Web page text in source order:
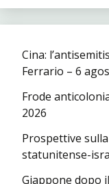
Cina:
Ferrario – 6
Frode
2026
Prospettive
statunitense-
Giappone dopo